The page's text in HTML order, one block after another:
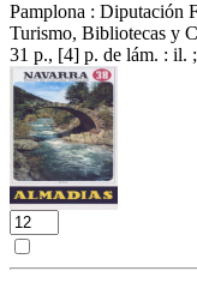
Pamplona : Diputación
Turismo, Bibliotecas y
31 p., [4] p. de lám. : il.